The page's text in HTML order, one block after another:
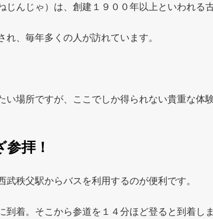
んじゃ）は、創建１９００年以上といわれる
、毎年多くの人が訪れています。
場所ですが、ここでしか得られない貴重な体
拝！
秩父駅からバスを利用するのが便利です。
着。そこから参道を１４分ほど登ると到着しま